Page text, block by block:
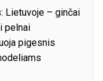
Lietuvoje – ginčai
pelnai
pigesnis